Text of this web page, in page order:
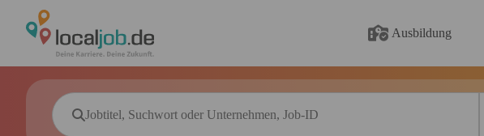
Ausbildung